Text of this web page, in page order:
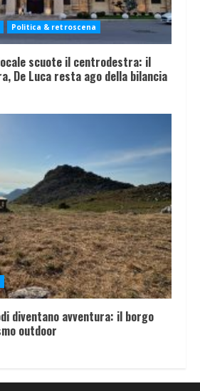
Politica & retroscena
scuote il centrodestra: il
De Luca resta ago della bilancia
diventano avventura: il borgo
outdoor